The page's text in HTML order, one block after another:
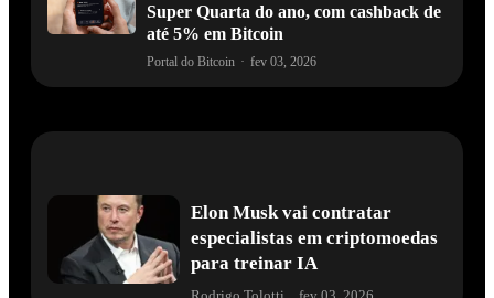
Super Quarta do ano, com cashback de
até 5% em Bitcoin
Portal do Bitcoin · fev 03, 2026
Elon Musk vai contratar
especialistas em criptomoedas
para treinar IA